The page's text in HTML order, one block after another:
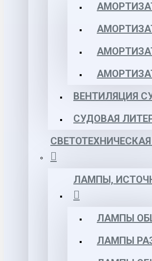
ВЕНТИЛЯЦИЯ
СУДОВАЯ
ЛАМПЫ,
ЛАМПЫ
ЛАМПЫ